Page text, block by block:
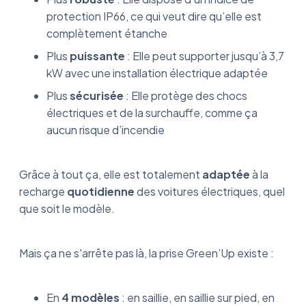
protection IP66, ce qui veut dire qu’elle est
complètement étanche
Plus puissante : Elle peut supporter jusqu’à 3,7
kW avec une installation électrique adaptée
Plussécurisée : Elle protège des chocs
électriques et de la surchauffe, comme ça
aucun risque d’incendie
Grâce à tout ça, elle est totalement adaptéeà la
recharge quotidiennedes voitures électriques, quel
que soit le modèle.
Mais ça ne s'arrête pas là, la prise Green’Up existe :
En 4 modèles : en saillie, en saillie sur pied, en